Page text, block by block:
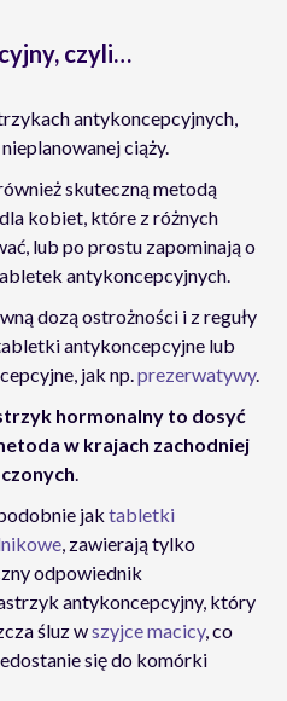
czyli…
antykoncepcyjnych,
ciąży.
skuteczną metodą
kobiet, które z różnych
lub po prostu zapominają o
antykoncepcyjnych.
dozą ostrożności i z reguły
antykoncepcyjne lub
jak np.prezerwatywy.
hormonalny to dosyć
w krajach zachodniej
.
jak tabletki
, zawierają tylko
odpowiednik
antykoncepcyjny, który
śluz wszyjce macicy, co
się do komórki